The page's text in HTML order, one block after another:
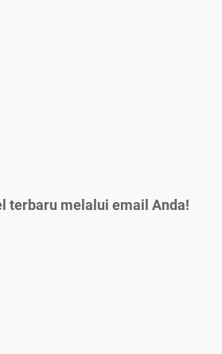
terbaru melalui email Anda!